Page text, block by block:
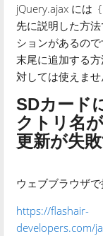
jQuery.ajax には
先に説明した方
ションがあるの
末尾に追加する
対しては使えませ
SDカード
クトリ名
更新が失敗
ウェブブラウザで
https://flashair-
developers.com/